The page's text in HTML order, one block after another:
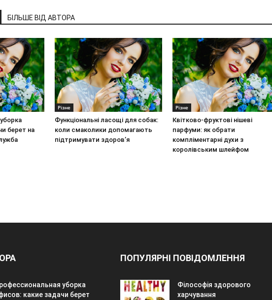
БІЛЬШЕ ВІД АВТОРА
берет на
Різне
Функціональні ласощі для собак:
коли смаколики допомагають
підтримувати здоров’я
Різне
Квітково-фруктові нішеві
парфуми: як обрати
компліментарні духи з
королівським шлейфом
уборка
какие задачи берет
ПОПУЛЯРНІ ПОВІДОМЛЕННЯ
Філософія здорового
харчування